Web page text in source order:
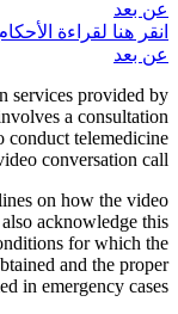
عن بعد
انقر هنا لقراءة
عن بعد
services provided by
a consultation
conduct telemedicine
conversation call.
on how the video
acknowledge this
for which the
and the proper
in emergency cases.